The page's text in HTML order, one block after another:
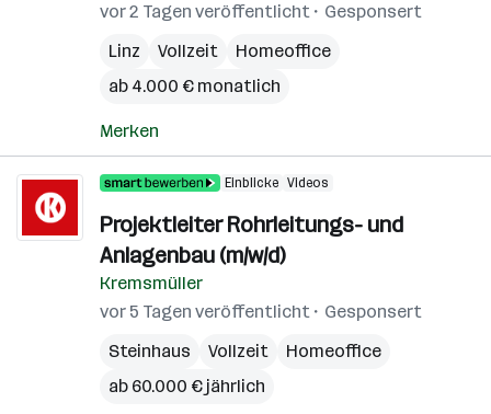
vor 2 Tagen veröffentlicht
Gesponsert
Linz
Vollzeit
Homeoffice
ab 4.000 € monatlich
Merken
Einblicke Videos
Projektleiter Rohrleitungs- und
Anlagenbau (m/w/d)
Kremsmüller
vor 5 Tagen veröffentlicht
Gesponsert
Steinhaus
Vollzeit
Homeoffice
ab 60.000 € jährlich